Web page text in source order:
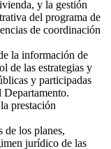
y la gestión
del programa de
de coordinación
la información de
de las estrategias y
y participadas
Departamento.
prestación
de los planes,
jurídico de las